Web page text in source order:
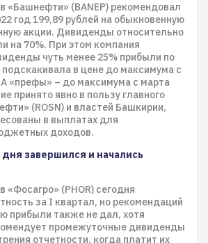
«Башнефти» (BANEP) рекомендовал
год 199,89 рублей на обыкновенную
акции. Дивиденды относительно
на 70%. При этом компания
чуть менее 25% прибыли по
в цене до максимума с
А «префы» – до максимума с марта
принято явно в пользу главного
(ROSN) и властей Башкирии,
в выплатах для
доходов.
дня завершился и начались
«Фосагро» (PHOR) сегодня
за I квартал, но рекомендаций
прибыли также не дал, хотя
промежуточные дивиденды
отчетности, когда платит их